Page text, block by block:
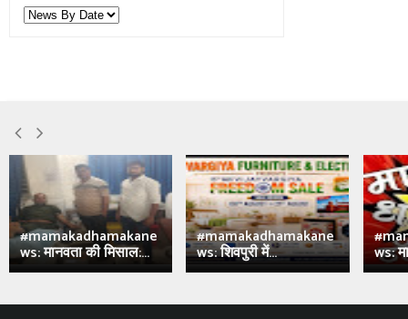
#mamakadhamakane
ws: मानवता की मिसाल:...
#mamakadhamakane
ws: शिवपुरी में... ws: